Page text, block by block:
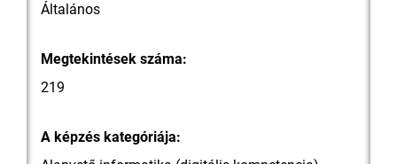
Általános
Megtekintések száma:
219
A képzés kategóriája: